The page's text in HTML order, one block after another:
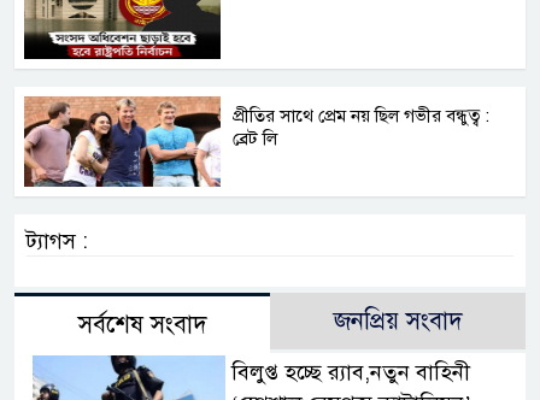
প্রীতির সাথে প্রেম নয় ছিল গভীর বন্ধুত্ব :
ব্রেট লি
ট্যাগস :
সর্বশেষ সংবাদ জনপ্রিয় সংবাদ
বিলুপ্ত হচ্ছে র‍্যাব,নতুন বাহিনী